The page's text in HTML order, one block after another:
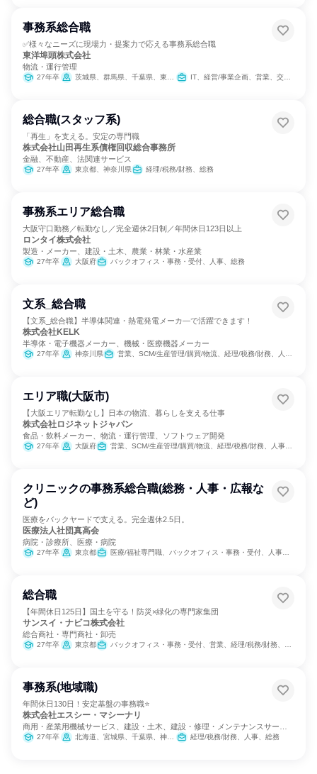
事務系総合職
✅様々なニーズに現場力・提案力で応える事務系総合職
東洋埠頭株式会社
物流・運行管理
27年卒 茨城県、群馬県、千葉県、東京都、神奈川県、愛知県、大阪府、福岡県、宮崎県、鹿児島県 IT、経営/事業企画、営業、交通/運輸、SCM/生産管理/購買/物流、バックオフィス・事務・受付、経理/税務/財務、人事、総務、広報/IR
総合職(スタッフ系)
「再生」を支える。安定の専門職
株式会社山田再生系債権回収総合事務所
金融、不動産、法関連サービス
27年卒 東京都、神奈川県 経理/税務/財務、総務
事務系エリア総合職
大阪守口勤務／転勤なし／完全週休2日制／年間休日123日以上
ロンタイ株式会社
製造・メーカー、建設・土木、農業・林業・水産業
27年卒 大阪府 バックオフィス・事務・受付、人事、総務
文系_総合職
【文系_総合職】半導体関連・熱電発電メーカ―で活躍できます！
株式会社KELK
半導体・電子機器メーカー、機械・医療機器メーカー
27年卒 神奈川県 営業、SCM/生産管理/購買/物流、経理/税務/財務、人事、総務
エリア職(大阪市)
【大阪エリア転勤なし】日本の物流、暮らしを支える仕事
株式会社ロジネットジャパン
食品・飲料メーカー、物流・運行管理、ソフトウェア開発
27年卒 大阪府 営業、SCM/生産管理/購買/物流、経理/税務/財務、人事、総務、IT、広報/IR
クリニックの事務系総合職(総務・人事・広報な
ど)
医療をバックヤードで支える。完全週休2.5日。
医療法人社団真高会
病院・診療所、医療・病院
27年卒 東京都 医療/福祉専門職、バックオフィス・事務・受付、人事、総務、広報/IR、マーケティング・広告・宣伝
総合職
【年間休日125日】国土を守る！防災×緑化の専門家集団
サンスイ・ナビコ株式会社
総合商社・専門商社・卸売
27年卒 東京都 バックオフィス・事務・受付、営業、経理/税務/財務、人事、総務、製造・生産工程、建築/土木/プラント専門職
事務系(地域職)
年間休日130日！安定基盤の事務職⭐
株式会社エスシー・マシーナリ
商用・産業用機械サービス、建設・土木、建設・修理・メンテナンスサービ
ス
27年卒 北海道、宮城県、千葉県、神奈川県、石川県、愛知県、大阪府、広島県、香川県、福岡県 経理/税務/財務、人事、総務